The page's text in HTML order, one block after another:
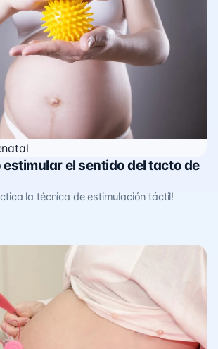
estimular el sentido del tacto de
la técnica de estimulación táctil!